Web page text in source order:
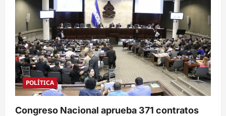
POLÍTICA
Congreso Nacional aprueba 371 contratos